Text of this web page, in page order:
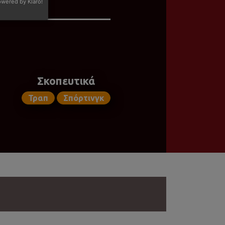
Σκοπευτικά
Τραπ Σπόρτινγκ
by Klaro!